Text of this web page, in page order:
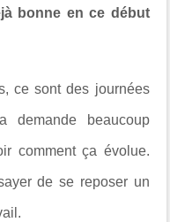
bonne en ce début
ce sont des journées
beaucoup
comment ça évolue.
de se reposer un